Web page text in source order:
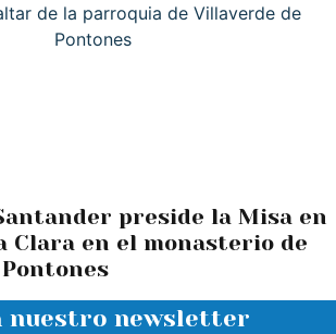
preside la Misa en
Clara en el monasterio de
nuestro newsletter